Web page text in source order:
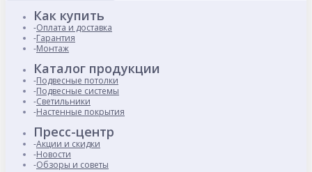
Как купить
Оплата и доставка
Гарантия
Монтаж
Каталог продукции
Подвесные потолки
Подвесные системы
Светильники
Настенные покрытия
Пресс-центр
Акции и скидки
Новости
Обзоры и советы